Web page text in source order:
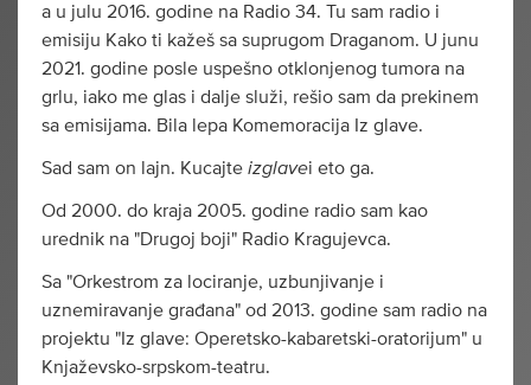
a u julu 2016. godine na Radio 34. Tu sam radio i
emisiju Kako ti kažeš sa suprugom Draganom. U junu
2021. godine posle uspešno otklonjenog tumora na
grlu, iako me glas i dalje služi, rešio sam da prekinem
sa emisijama. Bila lepa Komemoracija Iz glave.
Sad sam on lajn. Kucajte izglavei eto ga.
Od 2000. do kraja 2005. godine radio sam kao
urednik na "Drugoj boji" Radio Kragujevca.
Sa "Orkestrom za lociranje, uzbunjivanje i
uznemiravanje građana" od 2013. godine sam radio na
projektu "Iz glave: Operetsko-kabaretski-oratorijum" u
Knjaževsko-srpskom-teatru.